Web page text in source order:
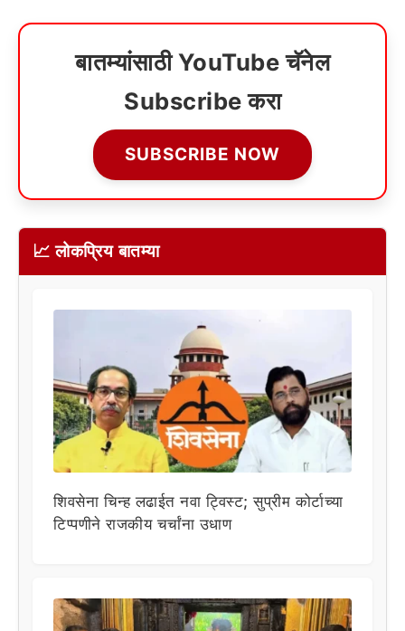
बातम्यांसाठी YouTube चॅनेल
Subscribe करा
SUBSCRIBE NOW
📈 लोकप्रिय बातम्या
शिवसेना चिन्ह लढाईत नवा ट्विस्ट; सुप्रीम कोर्टाच्या
टिप्पणीने राजकीय चर्चांना उधाण